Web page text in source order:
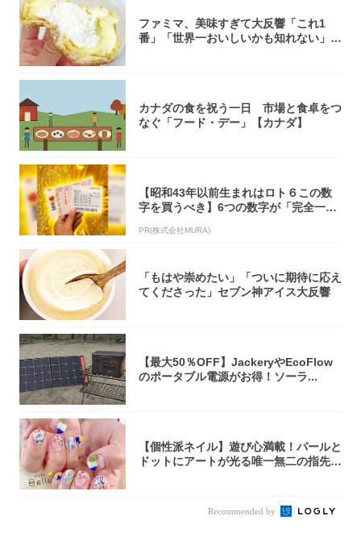
ファミマ、美味すぎて大反響「これ1
番」「世界一おいしいかも知れない」
カナダの食を祝う一日 市場と食卓をつ
なぐ「フード・デー」【カナダ】
【昭和43年以前生まれはロト６この数
字を買うべき】6つの数字が「完全一
PR(株式会社MURA)
「もはや崇めたい」「ついに期待に応え
てくださった」セブン神アイス大反響
【最大50％OFF】JackeryやEcoFlow
のポータブル電源がお得！ソーラ...
【個性派ネイル】遊び心満載！パールと
ドットにアートが光る唯一無二の指先が
Recommended by